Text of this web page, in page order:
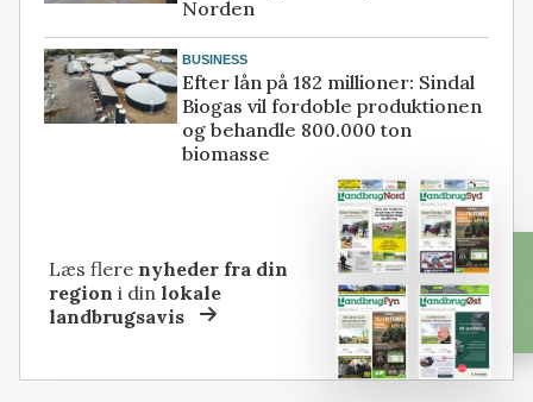
Norden
BUSINESS
Efter lån på 182 millioner: Sindal
Biogas vil fordoble produktionen
og behandle 800.000 ton
biomasse
Læs flere nyheder fra din
region i dinlokale
landbrugsavis